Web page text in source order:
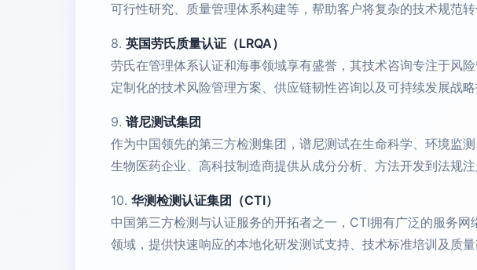
可行性研究、质量管理体系构建等，帮助客户将复杂的技术规范转
8. 英国劳氏质量认证（LRQA）
劳氏在管理体系认证和海事领域享有盛誉，其技术咨询专注于风
定制化的技术风险管理方案、供应链韧性咨询以及可持续发展战
9. 谱尼测试集团
作为中国领先的第三方检测集团，谱尼测试在生命科学、环境监
生物医药企业、高科技制造商提供从成分分析、方法开发到法规
10. 华测检测认证集团（CTI）
中国第三方检测与认证服务的开拓者之一，CTI拥有广泛的服务
领域，提供快速响应的本地化研发测试支持、技术标准培训及质